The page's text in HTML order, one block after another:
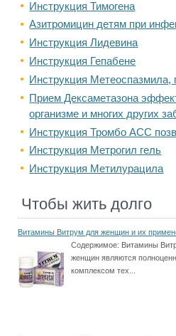
Инструкция Тимогена
Азитромицин детям при
Инструкция Лидевина
Инструкция Гепабене
Инструкция Метеоспазмила,
Прием Дексаметазона
организме и многих других
Инструкция Тромбо АСС
Инструкция Метрогил гель
Инструкция Метилурацила
Чтобы жить долго
Витамины Витрум для женщин и их
Содержимое: Витамины
женщин являются
комплексом тех...